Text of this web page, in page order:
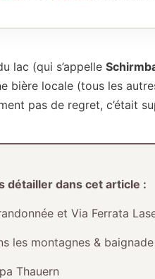
lac (qui s’appelle
bière locale (tous les
pas de regret, c’était
détailler dans cet article :
et Via Ferrata
les montagnes &
Thauern